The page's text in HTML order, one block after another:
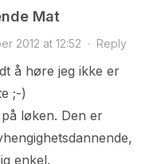
Mat
2012 at 12:52 · Reply
å høre jeg ikke er
;-)
løken. Den er
enkel.